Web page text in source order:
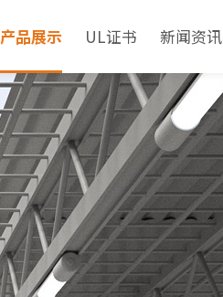
产品展示 UL证书 新闻资讯